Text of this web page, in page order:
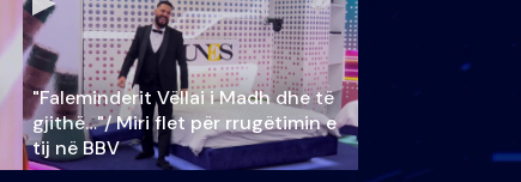
"Faleminderit Vëllai i Madh dhe të
gjithë…"/ Miri flet për rrugëtimin e
tij në BBV